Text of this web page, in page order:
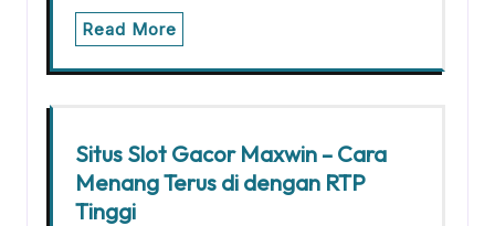
Read More
Situs Slot Gacor Maxwin – Cara
Menang Terus di dengan RTP
Tinggi